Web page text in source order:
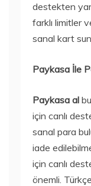
destekten
farklı limitler
sanal kart
Paykasa İle
Paykasa al
için canlı
sanal para
iade
için canlı
önemli.